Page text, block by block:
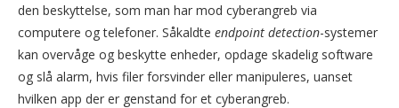
den beskyttelse, som man har mod cyberangreb via
computere og telefoner. Såkaldte endpoint detection-systemer
kan overvåge og beskytte enheder, opdage skadelig software
og slå alarm, hvis filer forsvinder eller manipuleres, uanset
hvilken app der er genstand for et cyberangreb.